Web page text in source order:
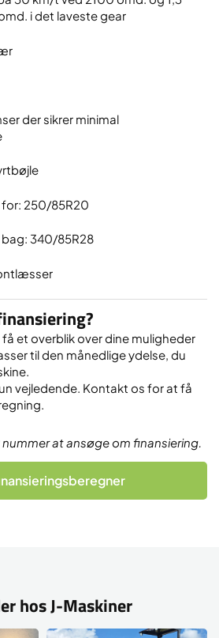
i det laveste gear
der sikrer minimal
250/85R20
340/85R28
et overblik over dine muligheder
til den månedlige ydelse, du
vejledende. Kontakt os for at få
at ansøge om finansiering.
hos J-Maskiner